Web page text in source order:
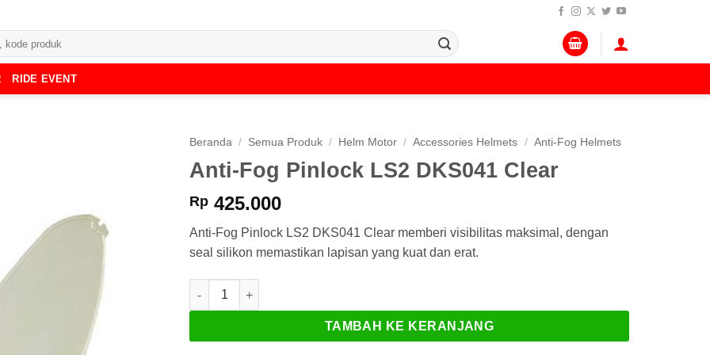
RIDE EVENT
Beranda / Semua Produk / Helm Motor / Accessories Helmets / Anti-Fog Helmets
Anti-Fog Pinlock LS2 DKS041 Clear
Rp 425.000
Anti-Fog Pinlock LS2 DKS041 Clear memberi visibilitas maksimal, dengan
seal silikon memastikan lapisan yang kuat dan erat.
Kuantitas Anti-Fog Pinlock LS2 DKS041 Clear
TAMBAH KE KERANJANG